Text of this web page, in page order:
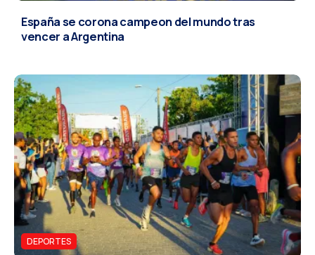
España se corona campeon del mundo tras
vencer a Argentina
DEPORTES